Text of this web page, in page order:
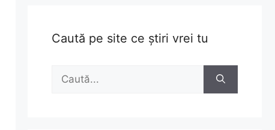
Caută pe site ce știri vrei tu
după: